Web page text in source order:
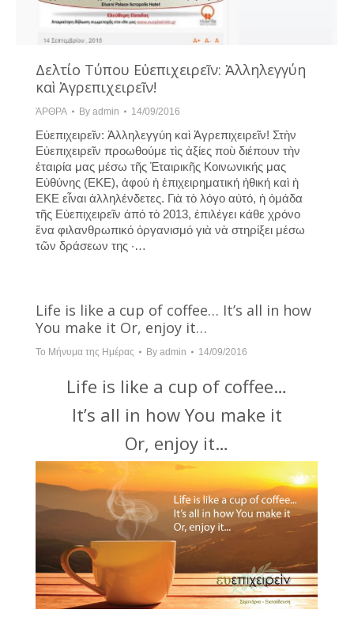
Δελτίο Τύπου Εὐεπιχειρεῖν: Ἀλληλεγγύη
καὶ Ἀγρεπιχειρεῖν!
ΆΡΘΡΑ By admin 14/09/2016
Εὐεπιχειρεῖν: Ἀλληλεγγύη καὶ Ἀγρεπιχειρεῖν! Στὴν
Εὐεπιχειρεῖν προωθούμε τὶς ἀξίες ποὺ διέπουν τὴν
ἑταιρία μας μέσω τῆς Ἑταιρικῆς Κοινωνικής μας
Εὐθύνης (ΕΚΕ), ἀφού ἡ ἐπιχειρηματική ἠθική καὶ ἡ
ΕΚΕ εἶναι ἀλληλένδετες. Γιὰ τὸ λόγο αὐτό, ἡ ὀμάδα
τῆς Εὐεπιχειρεῖν ἀπό τὸ 2013, ἐπιλέγει κάθε χρόνο
ἕνα φιλανθρωπικό ὀργανισμό γιὰ νὰ στηρίξει μέσω
τῶν δράσεων της ·…
Life is like a cup of coffee… It’s all in how
You make it Or, enjoy it…
Το Μήνυμα της Ημέρας By admin 14/09/2016
Life is like a cup of coffee…
It’s all in how You make it
Or, enjoy it…